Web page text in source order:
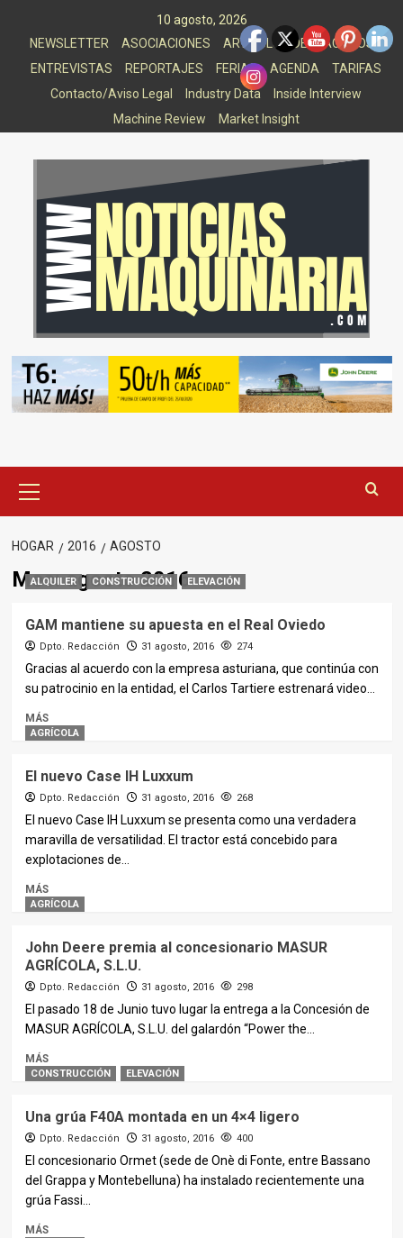
10 agosto, 2026
NEWSLETTER
ASOCIACIONES
ARTICULOS DESTACADOS
ENTREVISTAS
REPORTAJES FERIAS AGENDA
TARIFAS
Contacto/Aviso Legal
Industry Data
Inside Interview
Machine Review
Market Insight
principal
HOGAR 2016 AGOSTO
Mes:agosto 2016
ALQUILER CONSTRUCCIÓN ELEVACIÓN
GAM mantiene su apuesta en el Real Oviedo
Dpto. Redacción 31 agosto, 2016 274
Gracias al acuerdo con la empresa asturiana, que continúa con
su patrocinio en la entidad, el Carlos Tartiere estrenará video...
MÁS
AGRÍCOLA
El nuevo Case IH Luxxum
Dpto. Redacción 31 agosto, 2016 268
El nuevo Case IH Luxxum se presenta como una verdadera
maravilla de versatilidad. El tractor está concebido para
explotaciones de...
MÁS
AGRÍCOLA
John Deere premia al concesionario MASUR
AGRÍCOLA, S.L.U.
Dpto. Redacción 31 agosto, 2016 298
El pasado 18 de Junio tuvo lugar la entrega a la Concesión de
MASUR AGRÍCOLA, S.L.U. del galardón “Power the...
MÁS
CONSTRUCCIÓN ELEVACIÓN
Una grúa F40A montada en un 4×4 ligero
Dpto. Redacción 31 agosto, 2016 400
El concesionario Ormet (sede de Onè di Fonte, entre Bassano
del Grappa y Montebelluna) ha instalado recientemente una
grúa Fassi...
MÁS